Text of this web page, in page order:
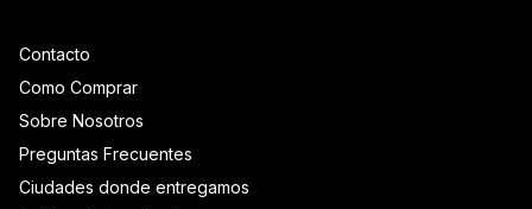
Contacto
Como Comprar
Sobre Nosotros
Preguntas Frecuentes
Ciudades donde entregamos